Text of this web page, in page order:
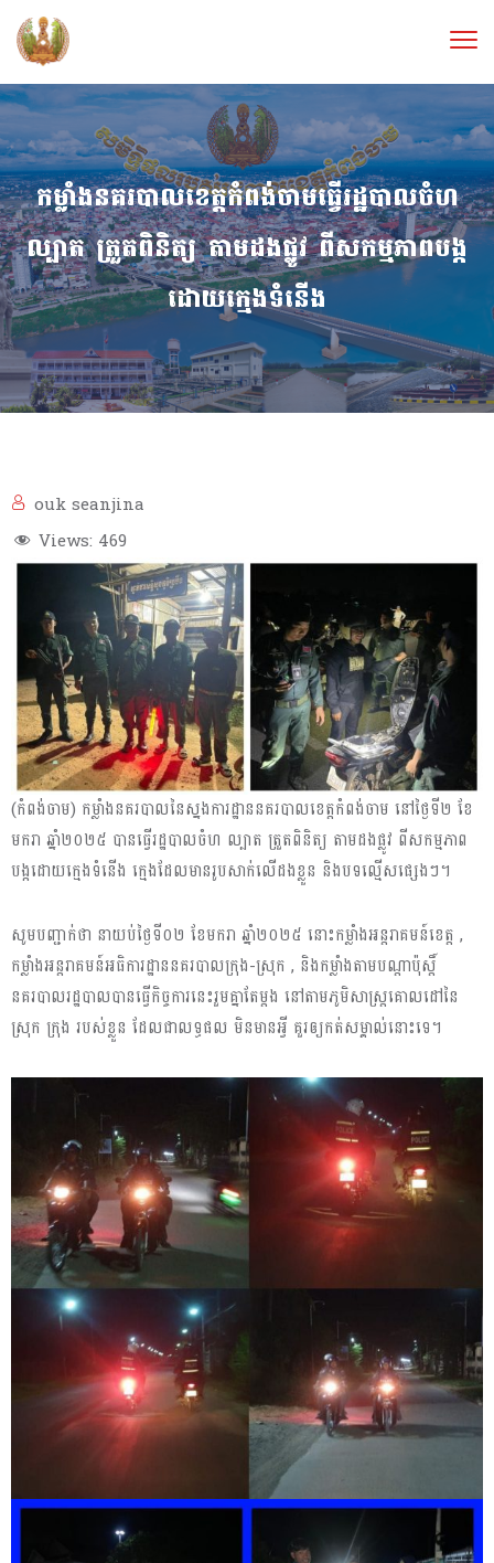
កម្លាំងនគរបាលខេត្តកំពង់ចាមធ្វើរដ្ឋបាលចំហ
ល្បាត ត្រួតពិនិត្យ តាមដងផ្លូវ ពីសកម្មភាពបង្ក
ដោយក្មេងទំនើង
ouk seanjina
Views: 469
(កំពង់ចាម) កម្លាំងនគរបាលនៃស្នងការដ្ឋាននគរបាលខេត្តកំពង់ចាម នៅថ្ងៃទី២ ខែ
មករា ឆ្នាំ២០២៥ បានធ្វើរដ្ឋបាលចំហ ល្បាត ត្រួតពិនិត្យ តាមដងផ្លូវ ពីសកម្មភាព
បង្កដោយក្មេងទំនើង ក្មេងដែលមានរូបសាក់លើដងខ្លួន និងបទល្មើសផ្សេងៗ។
សូមបញ្ជាក់ថា នាយប់ថ្ងៃទី០២ ខែមករា ឆ្នាំ២០២៥ នោះកម្លាំងអន្តរាគមន៍ខេត្ត ,
កម្លាំងអន្តរាគមន៍អធិការដ្ឋាននគរបាលក្រុង-ស្រុក , និងកម្លាំងតាមបណ្ដាប៉ុស្តិ៍
នគរបាលរដ្ឋបាលបានធ្វើកិច្ចការនេះរួមគ្នាតែម្តង នៅតាមភូមិសាស្ត្រគោលដៅនៃ
ស្រុក ក្រុង របស់ខ្លួន ដែលជាលទ្ធផល មិនមានអ្វី គួរឲ្យកត់សម្គាល់នោះទេ។